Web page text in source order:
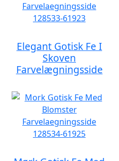
Elegant Gotisk Fe I
Skoven
Farvelægningsside